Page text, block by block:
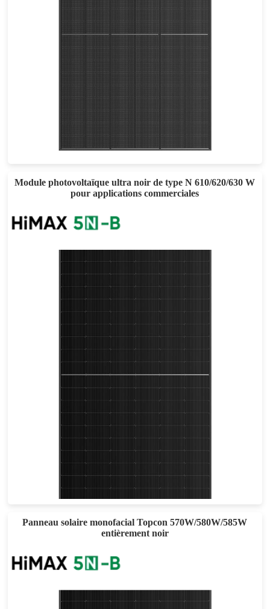
410-440W
Garantie d'alimentation de 30 ans
Module photovoltaïque ultra noir de type N 610/620/630 W
pour applications commerciales
605-635W
Garantie d'alimentation de 25 ans
Panneau solaire monofacial Topcon 570W/580W/585W
entièrement noir